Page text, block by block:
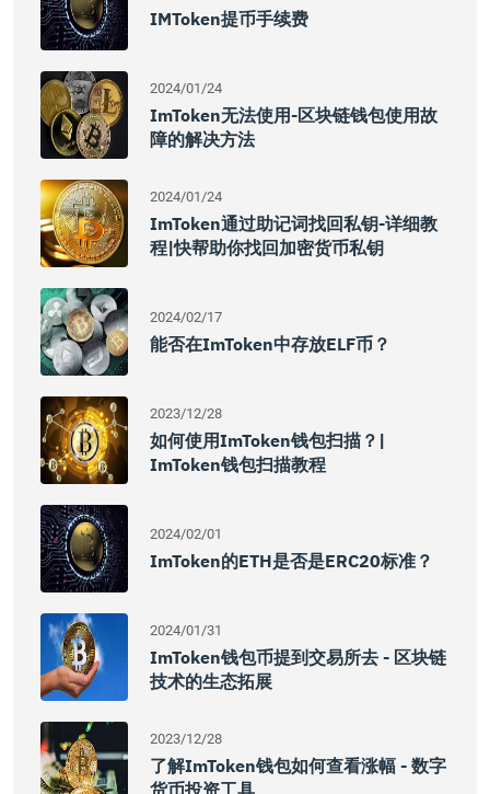
IMToken提币手续费
2024/01/24
ImToken无法使用-区块链钱包使用故
障的解决方法
2024/01/24
ImToken通过助记词找回私钥-详细教
程|快帮助你找回加密货币私钥
2024/02/17
能否在imToken中存放ELF币？
2023/12/28
如何使用imToken钱包扫描？|
ImToken钱包扫描教程
2024/02/01
ImToken的ETH是否是ERC20标准？
2024/01/31
ImToken钱包币提到交易所去 - 区块链
技术的生态拓展
2023/12/28
了解imToken钱包如何查看涨幅 - 数字
货币投资工具